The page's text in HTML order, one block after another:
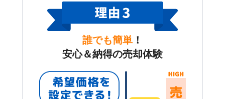
誰でも簡単 ！
安心＆納得の売却体験